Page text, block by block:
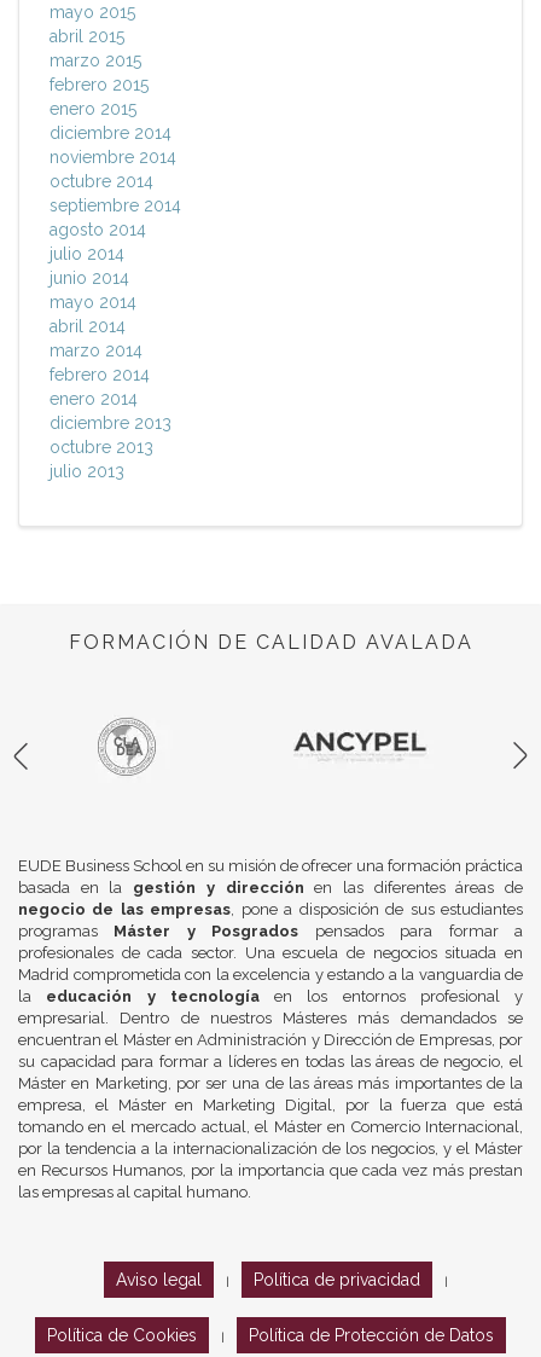
mayo 2015
abril 2015
marzo 2015
febrero 2015
enero 2015
diciembre 2014
noviembre 2014
octubre 2014
septiembre 2014
agosto 2014
julio 2014
junio 2014
mayo 2014
abril 2014
marzo 2014
febrero 2014
enero 2014
diciembre 2013
octubre 2013
julio 2013
FORMACIÓN DE CALIDAD AVALADA
EUDE Business School en su misión de ofrecer una formación práctica
basada en la gestión y dirección en las diferentes áreas de
negocio de las empresas, pone a disposición de sus estudiantes
programas Máster y Posgrados pensados para formar a
profesionales de cada sector. Una escuela de negocios situada en
Madrid comprometida con la excelencia y estando a la vanguardia de
la educación y tecnologíaen los entornos profesional y
empresarial. Dentro de nuestros Másteres más demandados se
encuentran el Máster en Administración y Dirección de Empresas, por
su capacidad para formar a líderes en todas las áreas de negocio, el
Máster en Marketing, por ser una de las áreas más importantes de la
empresa, el Máster en Marketing Digital, por la fuerza que está
tomando en el mercado actual, el Máster en Comercio Internacional,
por la tendencia a la internacionalización de los negocios, y el Máster
en Recursos Humanos, por la importancia que cada vez más prestan
las empresas al capital humano.
Aviso legal Política de privacidad
Política de Cookies Política de Protección de Datos